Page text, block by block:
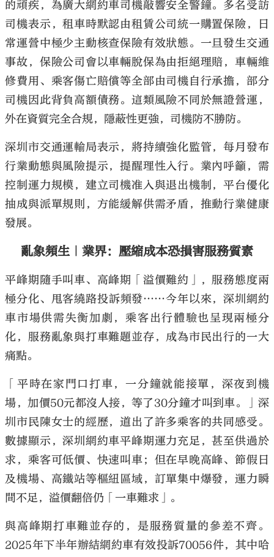
的頑疾，為廣大網約車司機敲響安全警鐘。多名受訪
司機表示，租車時默認由租賃公司統一購置保險，日
常運營中極少主動核查保險有效狀態。一旦發生交通
事故，保險公司會以車輛脫保為由拒絕理賠，車輛維
修費用、乘客傷亡賠償等全部由司機自行承擔，部分
司機因此背負高額債務。這類風險不同於無證營運，
外在資質完全合規，隱蔽性更強，司機防不勝防。
深圳市交通運輸局表示，將持續強化監管，每月發布
行業動態與風險提示，提醒理性入行。業內呼籲，需
控制運力規模，建立司機准入與退出機制，平台優化
抽成與派單規則，方能緩解供需矛盾，推動行業健康
發展。
亂象頻生｜業界：壓縮成本恐損害服務質素
平峰期隨手叫車、高峰期「溢價難約」，服務態度兩
極分化、甩客繞路投訴頻發……今年以來，深圳網約
車市場供需失衡加劇，乘客出行體驗也呈現兩極分
化，服務亂象與打車難題並存，成為市民出行的一大
痛點。
「平時在家門口打車，一分鐘就能接單，深夜到機
場，加價50元都沒人接，等了30分鐘才叫到車。」深
圳市民陳女士的經歷，道出了許多乘客的共同感受。
數據顯示，深圳網約車平峰期運力充足，甚至供過於
求，乘客可低價、快速叫車；但在早晚高峰、節假日
及機場、高鐵站等樞紐區域，訂單集中爆發，運力瞬
間不足，溢價翻倍仍「一車難求」。
與高峰期打車難並存的，是服務質量的參差不齊。
2025年下半年辦結網約車有效投訴70056件，其中哈